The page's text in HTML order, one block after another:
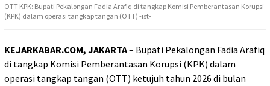
OTT KPK: Bupati Pekalongan Fadia Arafiq di tangkap Komisi Pemberantasan Korupsi
(KPK) dalam operasi tangkap tangan (OTT) -ist-
KEJARKABAR.COM, JAKARTA– Bupati Pekalongan Fadia Arafiq
di tangkap Komisi Pemberantasan Korupsi (KPK) dalam
operasi tangkap tangan (OTT) ketujuh tahun 2026 di bulan